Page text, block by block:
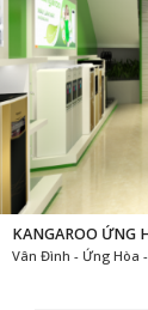
KANGAROO ỨNG
Vân Đình - Ứng Hòa -